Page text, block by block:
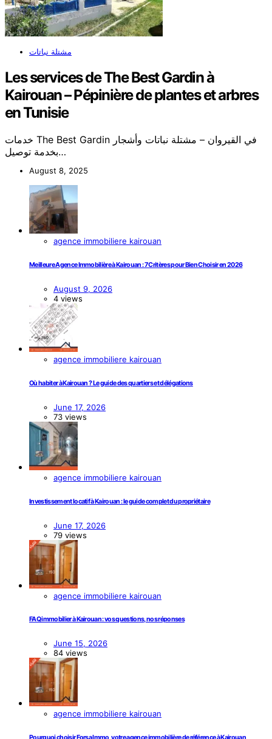
مشتلة نباتات
Les services de The Best Gardin à
Kairouan – Pépinière de plantes et arbres
en Tunisie
خدمات The Best Gardin في القيروان – مشتلة نباتات وأشجار
بخدمة توصيل…
August 8, 2025
agence immobiliere kairouan
Meilleure Agence Immobilière à Kairouan : 7 Critères pour Bien Choisir en 2026
August 9, 2026
4 views
agence immobiliere kairouan
Où habiter à Kairouan ? Le guide des quartiers et délégations
June 17, 2026
73 views
agence immobiliere kairouan
Investissement locatif à Kairouan : le guide complet du propriétaire
June 17, 2026
79 views
agence immobiliere kairouan
FAQ immobilier à Kairouan : vos questions, nos réponses
June 15, 2026
84 views
agence immobiliere kairouan